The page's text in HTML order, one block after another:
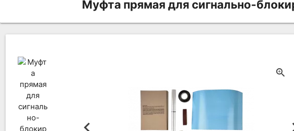
Муфта прямая для сигнально-